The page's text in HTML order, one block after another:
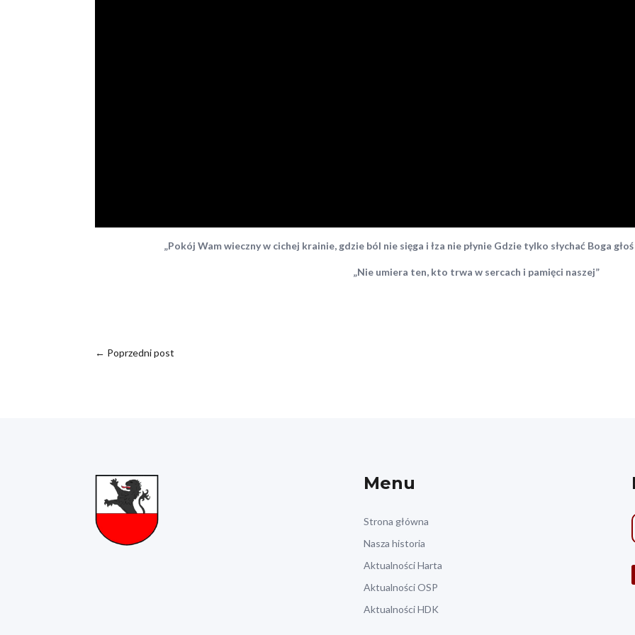
„Pokój Wam wieczny w cichej krainie, gdzie ból nie sięga i łza nie płynie Gdzie tylko słychać Boga
„Nie umiera ten, kto trwa w sercach i pamięci naszej”
← Poprzedni post
Menu
Strona główna
Nasza historia
Aktualności Harta
Aktualności OSP
Aktualności HDK